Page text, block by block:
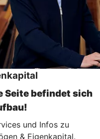
Seite befindet sich
und Infos zu
& Eigenkapital.